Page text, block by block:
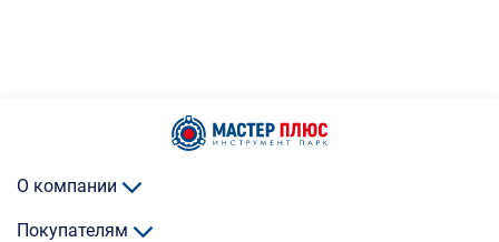
О компании
Покупателям